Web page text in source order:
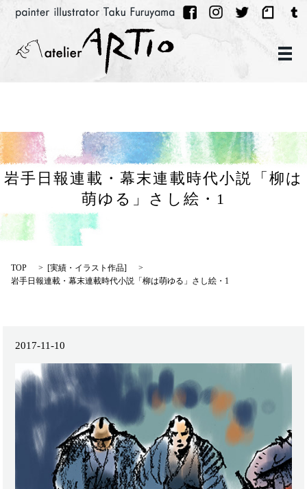
メ
岩手日報連載・幕末連載時代小説「柳は
萌ゆる」さし絵・1
TOP [実績・イラスト作品]
岩手日報連載・幕末連載時代小説「柳は萌ゆる」さし絵・1
2017-11-10